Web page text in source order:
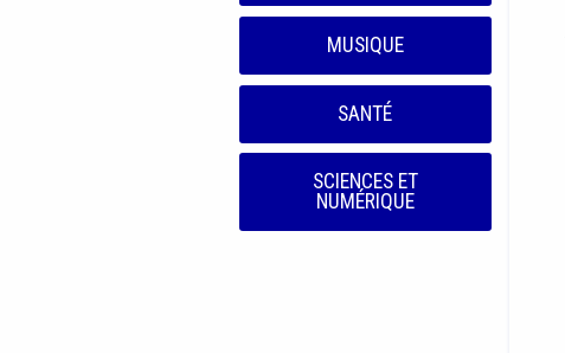
MUSIQUE
SANTÉ
SCIENCES ET
NUMÉRIQUE